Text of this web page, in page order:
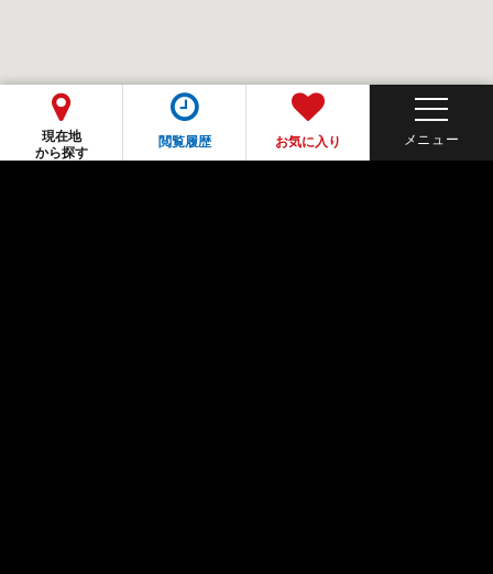
現在地
から探す
閲覧履歴 お気に入り